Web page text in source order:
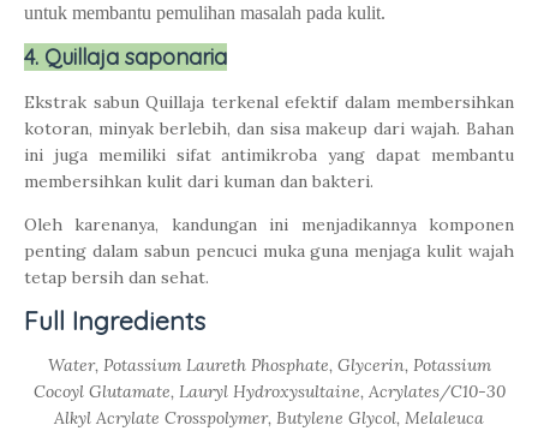
untuk membantu pemulihan masalah pada kulit.
4. Quillaja saponaria
Ekstrak sabun Quillaja terkenal efektif dalam membersihkan
kotoran, minyak berlebih, dan sisa makeup dari wajah. Bahan
ini juga memiliki sifat antimikroba yang dapat membantu
membersihkan kulit dari kuman dan bakteri.
Oleh karenanya, kandungan ini menjadikannya komponen
penting dalam sabun pencuci muka guna menjaga kulit wajah
tetap bersih dan sehat.
Full Ingredients
Water, Potassium Laureth Phosphate, Glycerin, Potassium
Cocoyl Glutamate, Lauryl Hydroxysultaine, Acrylates/C10-30
Alkyl Acrylate Crosspolymer, Butylene Glycol, Melaleuca